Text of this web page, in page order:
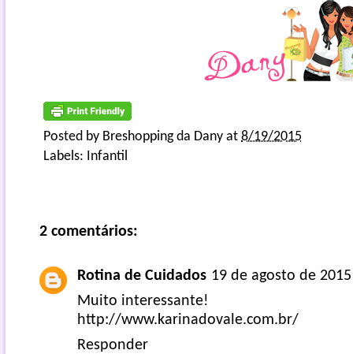
Posted by Breshopping da Dany at 8/19/2015
Labels: Infantil
2 comentários:
Rotina de Cuidados 19 de agosto de
Muito interessante!
http://www.karinadovale.com.br/
Responder